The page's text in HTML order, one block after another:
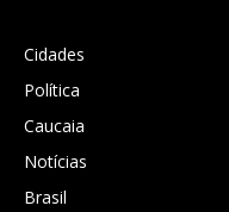
Cidades
Política
Caucaia
Notícias
Brasil